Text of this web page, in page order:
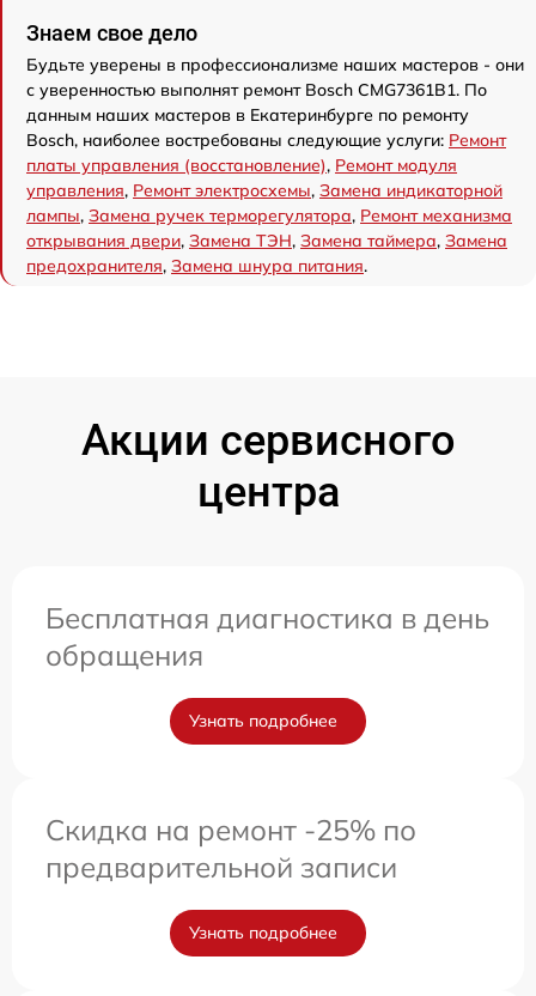
Знаем свое дело
Будьте уверены в профессионализме наших мастеров - они
с уверенностью выполнят ремонт Bosch CMG7361B1. По
данным наших мастеров в Екатеринбурге по ремонту
Bosch, наиболее востребованы следующие услуги: Ремонт
платы управления (восстановление), Ремонт модуля
управления, Ремонт электросхемы, Замена индикаторной
лампы, Замена ручек терморегулятора, Ремонт механизма
открывания двери, Замена ТЭН, Замена таймера, Замена
предохранителя, Замена шнура питания.
Акции сервисного
центра
Бесплатная диагностика в день
обращения
Узнать подробнее
Скидка на ремонт -25% по
предварительной записи
Узнать подробнее